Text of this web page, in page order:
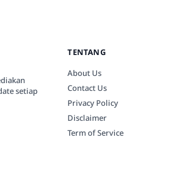
setiap
TENTANG
About Us
Contact Us
Privacy Policy
Disclaimer
Term of Service